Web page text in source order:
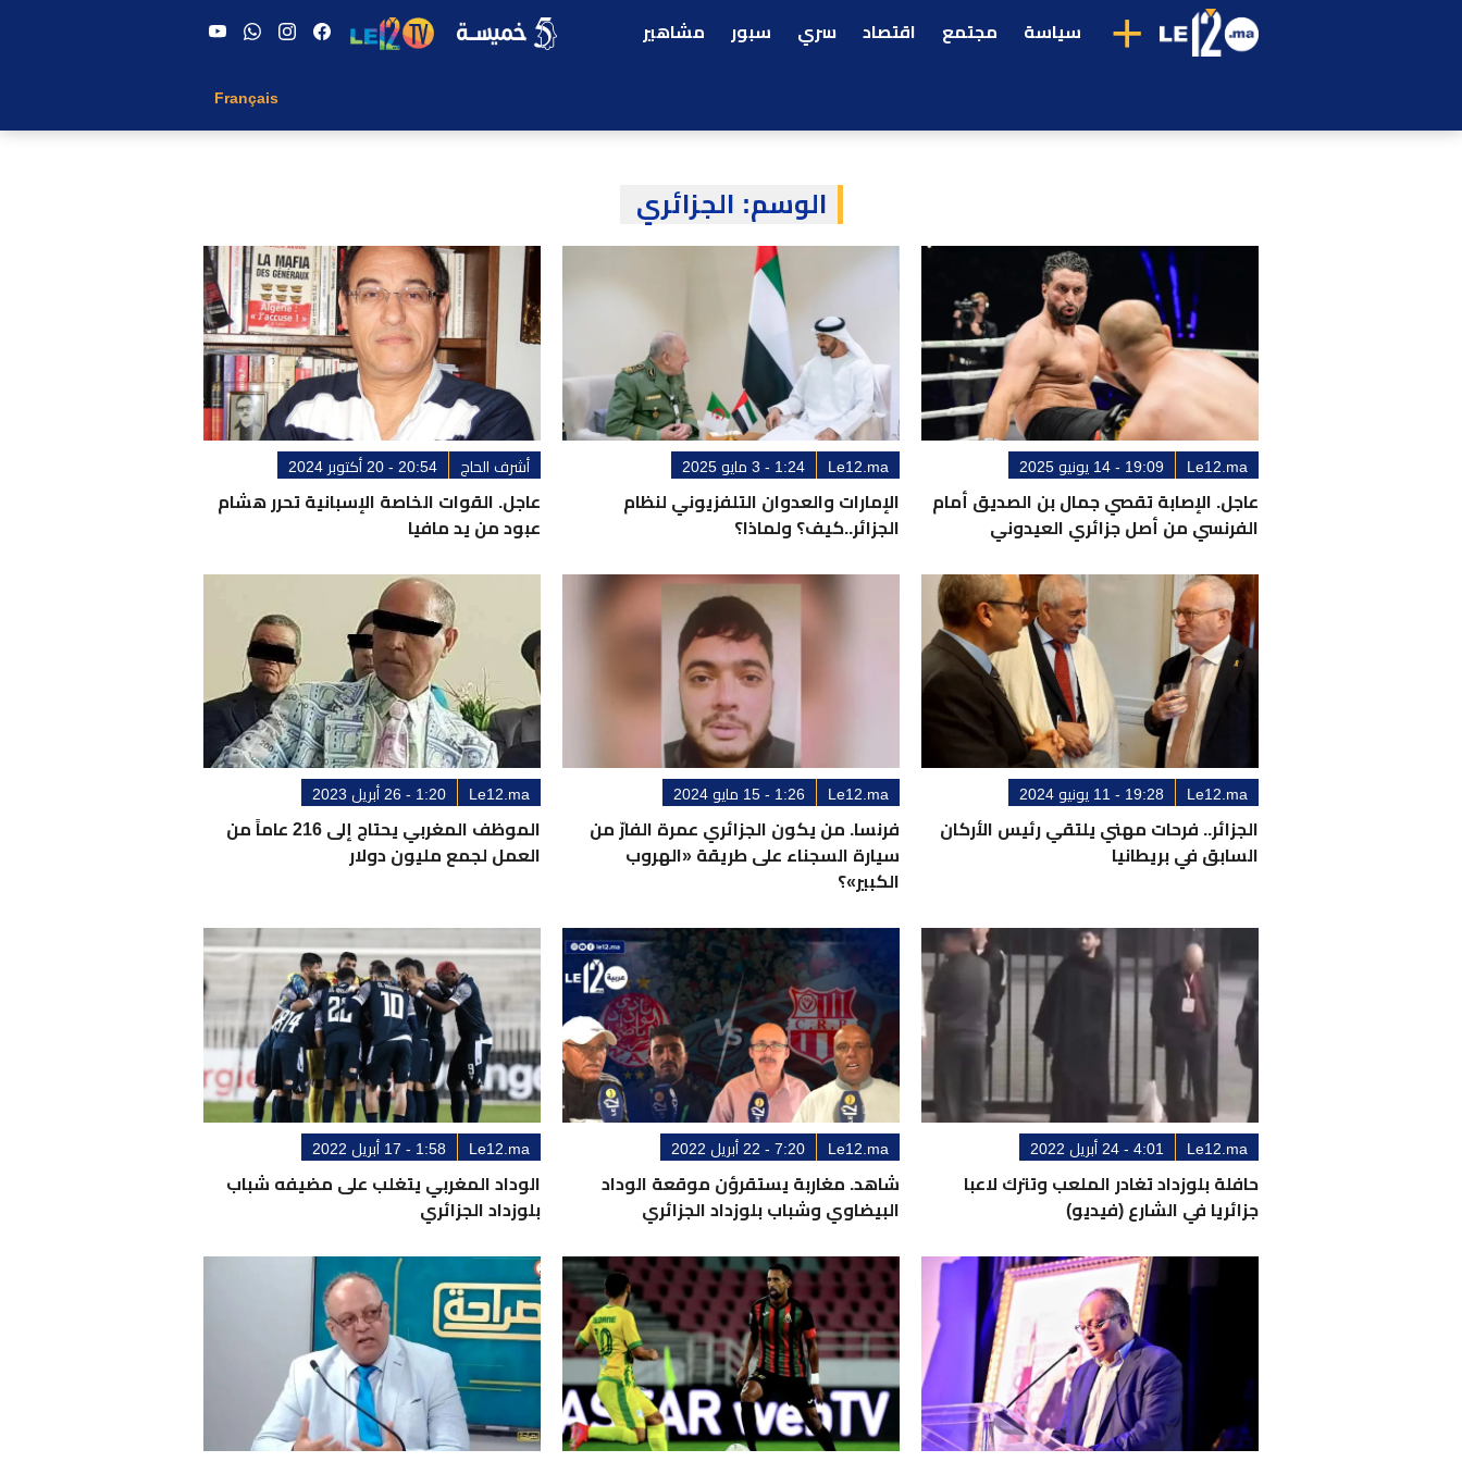
+ سياسة مجتمع اقتصاد سري سبور مشاهير
Français
الوسم: الجزائري
Le12.ma 19:09 - 14 يونيو 2025
عاجل. الإصابة تقصي جمال بن الصديق أمام
الفرنسي من أصل جزائري العيدوني
Le12.ma 1:24 - 3 مايو 2025
الإمارات والعدوان التلفزيوني لنظام
الجزائر..كيف؟ ولماذا؟
أشرف الحاج 20:54 - 20 أكتوبر 2024
عاجل. القوات الخاصة الإسبانية تحرر هشام
عبود من يد مافيا
Le12.ma 19:28 - 11 يونيو 2024
الجزائر.. فرحات مهني يلتقي رئيس الأركان
السابق في بريطانيا
Le12.ma 1:26 - 15 مايو 2024
فرنسا. من يكون الجزائري عمرة الفارّ من
سيارة السجناء على طريقة «الهروب
الكبير»؟
Le12.ma 1:20 - 26 أبريل 2023
الموظف المغربي يحتاج إلى 216 عاماً من
العمل لجمع مليون دولار
Le12.ma 4:01 - 24 أبريل 2022
حافلة بلوزداد تغادر الملعب وتترك لاعبا
جزائريا في الشارع (فيديو)
Le12.ma 7:20 - 22 أبريل 2022
شاهد. مغاربة يستقرؤن موقعة الوداد
البيضاوي وشباب بلوزداد الجزائري
Le12.ma 1:58 - 17 أبريل 2022
الوداد المغربي يتغلب على مضيفه شباب
بلوزداد الجزائري